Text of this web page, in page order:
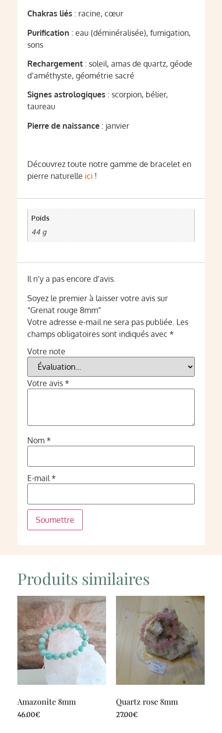
Chakras liés : racine, cœur
Purification : eau (déminéralisée), fumigation,
sons
Rechargement : soleil, amas de quartz, géode
d’améthyste, géométrie sacré
Signes astrologiques : scorpion, bélier,
taureau
Pierre de naissance : janvier
Découvrez toute notre gamme de bracelet en
pierre naturelle ici !
Poids
44 g
Il n’y a pas encore d’avis.
Soyez le premier à laisser votre avis sur
“Grenat rouge 8mm”
Votre adresse e-mail ne sera pas publiée. Les
champs obligatoires sont indiqués avec *
Votre note
Votre avis *
Nom *
E-mail*
Produits similaires
Amazonite 8mm
46.00€
Quartz rose 8mm
27.00€